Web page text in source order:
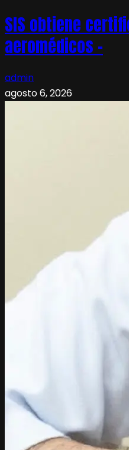
SIS obtiene
aeromédicos –
admin
agosto 6, 2026